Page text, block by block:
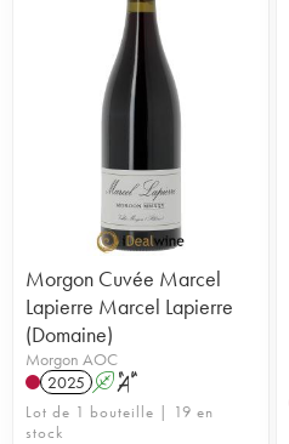
Morgon Cuvée Marcel
Lapierre Marcel Lapierre
(Domaine)
Morgon AOC
2025 A S
Lot de 1 bouteille | 19 en
stock